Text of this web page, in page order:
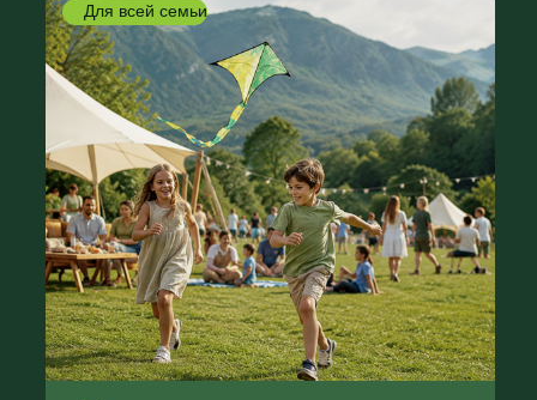
Колесо Фортуны
Станции и испытания
Участники квеста получают шанс
выиграть мгновенные подарки.
На территории будут
активности, где дети и
родители проходят задания
вместе.
Каждая семья получает карту с
заданиями и станциями фестиваля.
Концерт
Шоу мыльных пузырей
Колесо Фортуны
Семейный квест
День